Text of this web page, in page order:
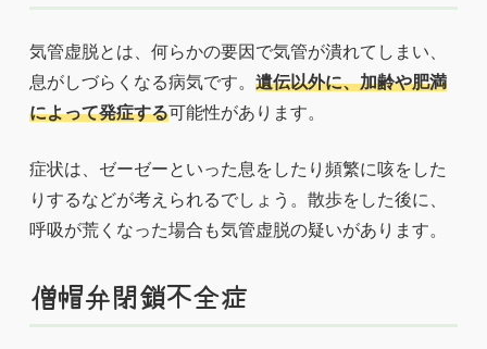
気管虚脱とは、何らかの要因で気管が潰れてしまい、
息がしづらくなる病気です。 遺伝以外に、加齢や肥満
によって発症する可能性があります。
症状は、ゼーゼーといった息をしたり頻繁に咳をした
りするなどが考えられるでしょう。散歩をした後に、
呼吸が荒くなった場合も気管虚脱の疑いがあります。
僧帽弁閉鎖不全症